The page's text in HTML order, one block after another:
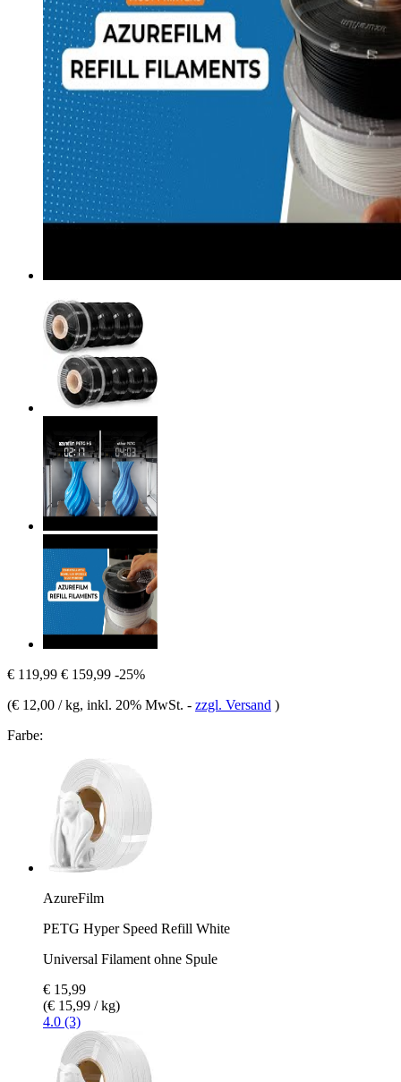
€ 119,99 € 159,99 -25%
(€ 12,00 / kg, inkl. 20% MwSt. - zzgl. Versand )
Farbe:
AzureFilm
PETG Hyper Speed Refill White
Universal Filament ohne Spule
€ 15,99
(€ 15,99 / kg)
4.0 (3)